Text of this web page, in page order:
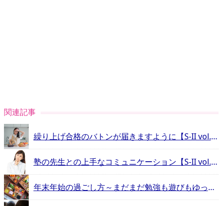
関連記事
繰り上げ合格のバトンが届きますように【S-II vol.11】
塾の先生との上手なコミュニケーション【S-II vol.10】
年末年始の過ごし方～まだまだ勉強も遊びもゆっくりじっくり～【S-II vol.9】